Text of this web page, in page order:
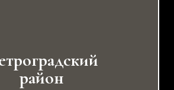
район